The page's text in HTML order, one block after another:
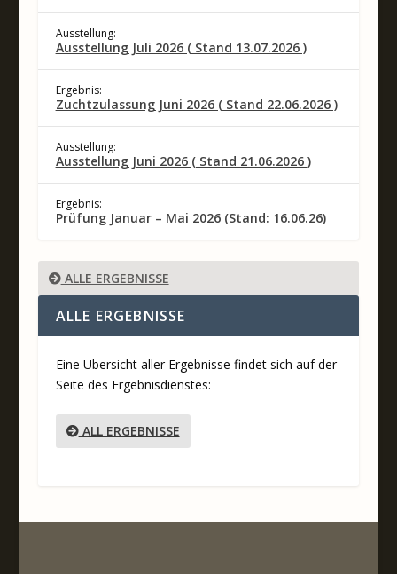
Ausstellung:
Ausstellung Juli 2026 ( Stand 13.07.2026 )
Ergebnis:
Zuchtzulassung Juni 2026 ( Stand 22.06.2026 )
Ausstellung:
Ausstellung Juni 2026 ( Stand 21.06.2026 )
Ergebnis:
Prüfung Januar – Mai 2026 (Stand: 16.06.26)
ALLE ERGEBNISSE
ALLE ERGEBNISSE
Eine Übersicht aller Ergebnisse findet sich auf der
Seite des Ergebnisdienstes:
ALL ERGEBNISSE